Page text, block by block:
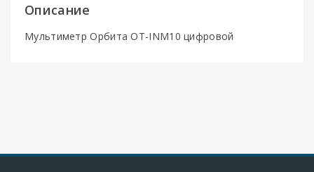
Описание
Мультиметр Орбита OT-INM10 цифровой